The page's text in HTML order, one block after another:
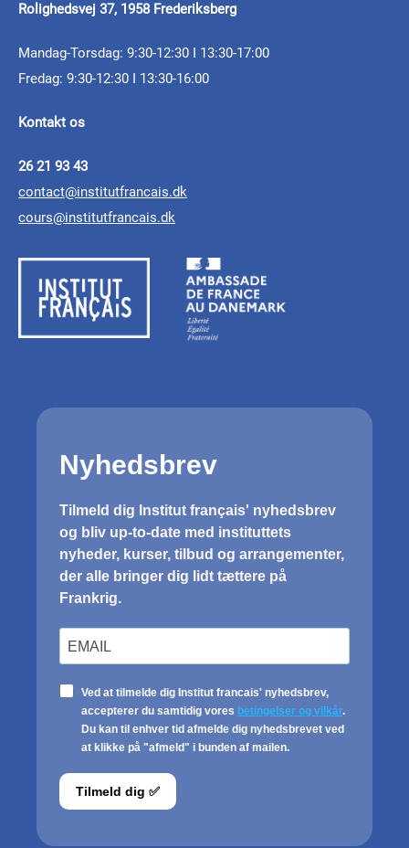
Rolighedsvej 37, 1958 Frederiksberg
Mandag-Torsdag: 9:30-12:30 I 13:30-17:00
Fredag: 9:30-12:30 I 13:30-16:00
Kontakt os
26 21 93 43
contact@institutfrancais.dk
cours@institutfrancais.dk